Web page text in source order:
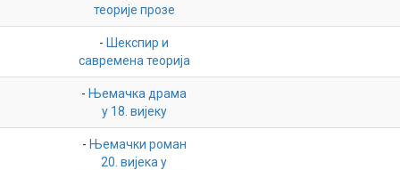
теорије прозе
- Шекспир и
савремена теорија
- Њемачка драма
у 18. вијеку
- Њемачки роман
20. вијека у